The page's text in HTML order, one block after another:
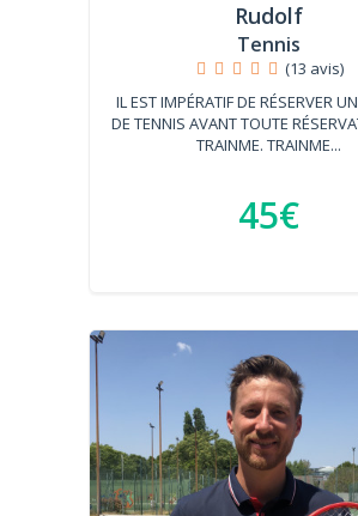
Rudolf
Tennis
(13 avis)
IL EST IMPÉRATIF DE RÉSERVER
DE TENNIS AVANT TOUTE
TRAINME. TRAINME...
45€